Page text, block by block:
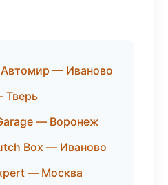
Автомир — Иваново
Тверь
— Воронеж
Box — Иваново
— Москва